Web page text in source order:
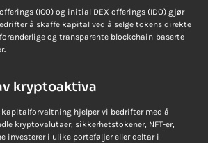
(ICO) og initial DEX offerings (IDO) gjør
å skaffe kapital ved å selge tokens direkte
og transparente blockchain-baserte
kryptoaktiva
hjelper vi bedrifter med å
kryptovalutaer, sikkerhetstokener, NFT-er,
investerer i ulike porteføljer eller deltar i